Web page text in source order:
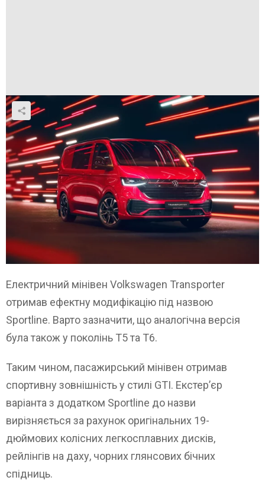
Електричний мінівен Volkswagen Transporter
отримав ефектну модифікацію під назвою
Sportline. Варто зазначити, що аналогічна версія
була також у поколінь T5 та T6.
Таким чином, пасажирський мінівен отримав
спортивну зовнішність у стилі GTI. Екстер’єр
варіанта з додатком Sportline до назви
вирізняється за рахунок оригінальних 19-
дюймових колісних легкосплавних дисків,
рейлінгів на даху, чорних глянсових бічних
спідниць.